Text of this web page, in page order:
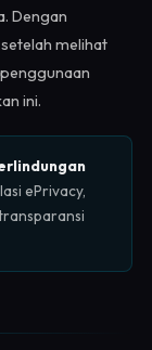
Dengan
melihat
ini.
ePrivacy,